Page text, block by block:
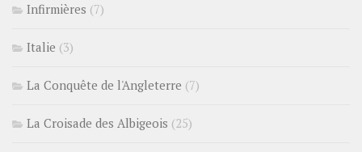
Infirmières (7)
Italie (3)
La Conquête de l'Angleterre (7)
La Croisade des Albigeois (25)